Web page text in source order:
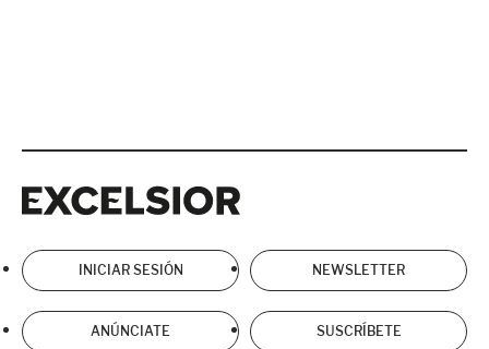
INICIAR SESIÓN NEWSLETTER
ANÚNCIATE SUSCRÍBETE